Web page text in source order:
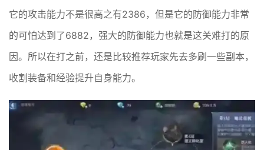
它的攻击能力不是很高之有2386，但是它的防御能力非常
的可怕达到了6882，强大的防御能力也就是这关难打的原
因。所以在打之前，还是比较推荐玩家先去多刷一些副本，
收割装备和经验提升自身能力。